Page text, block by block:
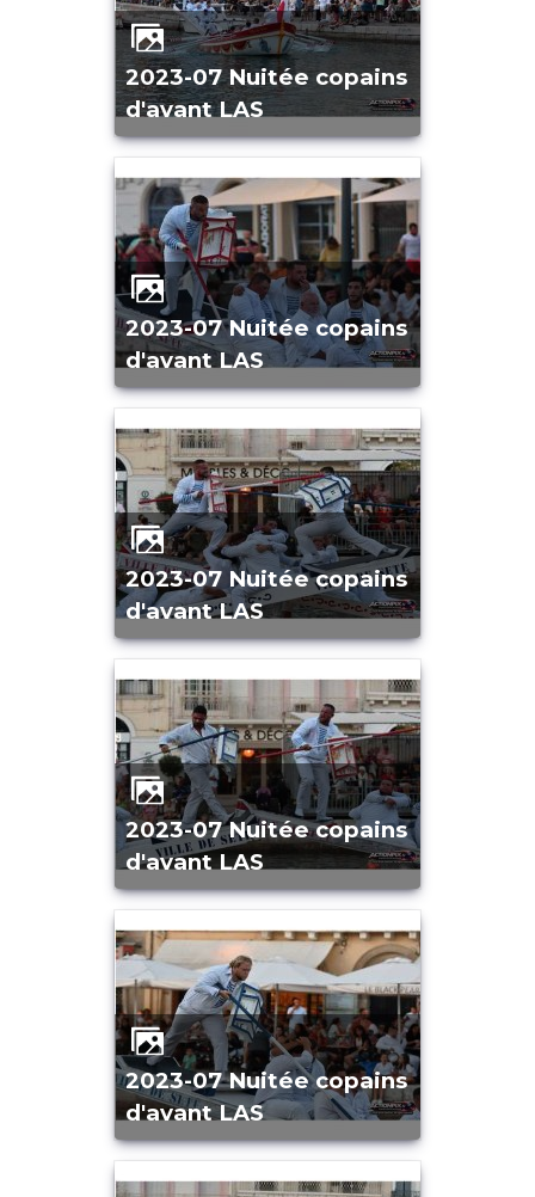
2023-07 Nuitée copains
d'avant LAS
2023-07 Nuitée copains
d'avant LAS
2023-07 Nuitée copains
d'avant LAS
2023-07 Nuitée copains
d'avant LAS
2023-07 Nuitée copains
d'avant LAS